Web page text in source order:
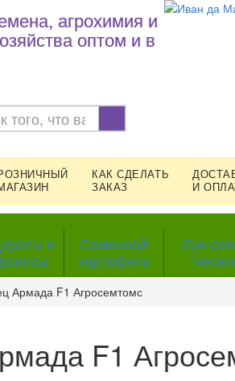
агрохимия и
оптом и в
КАК СДЕЛАТЬ
ЗАКАЗ
И
и
Семенной
картофель
Лук-
Армада F1 Агросемтомс
F1